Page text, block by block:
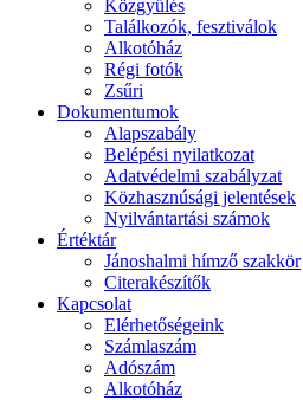
Közgyűlés
Találkozók, fesztiválok
Alkotóház
Régi fotók
Zsűri
Dokumentumok
Alapszabály
Belépési nyilatkozat
Adatvédelmi szabályzat
Közhasznúsági jelentések
Nyilvántartási számok
Értéktár
Jánoshalmi hímző szakkör
Citerakészítők
Kapcsolat
Elérhetőségeink
Számlaszám
Adószám
Alkotóház